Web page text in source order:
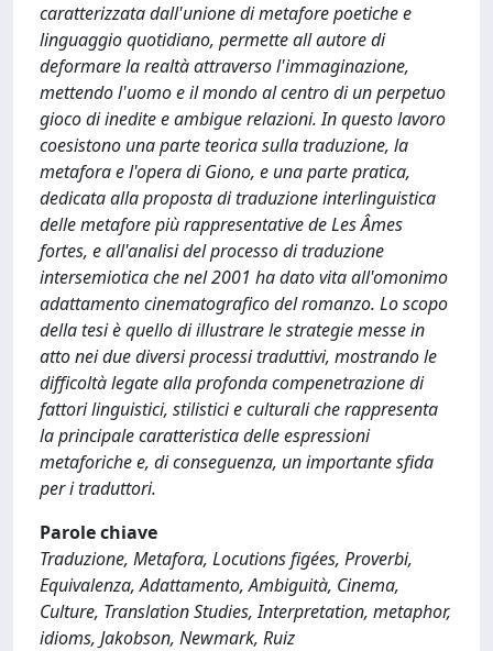
caratterizzata dall'unione di metafore poetiche e
linguaggio quotidiano, permette all autore di
deformare la realtà attraverso l'immaginazione,
mettendo l'uomo e il mondo al centro di un perpetuo
gioco di inedite e ambigue relazioni. In questo lavoro
coesistono una parte teorica sulla traduzione, la
metafora e l'opera di Giono, e una parte pratica,
dedicata alla proposta di traduzione interlinguistica
delle metafore più rappresentative de Les Âmes
fortes, e all'analisi del processo di traduzione
intersemiotica che nel 2001 ha dato vita all'omonimo
adattamento cinematografico del romanzo. Lo scopo
della tesi è quello di illustrare le strategie messe in
atto nei due diversi processi traduttivi, mostrando le
difficoltà legate alla profonda compenetrazione di
fattori linguistici, stilistici e culturali che rappresenta
la principale caratteristica delle espressioni
metaforiche e, di conseguenza, un importante sfida
per i traduttori.
Parole chiave
Traduzione, Metafora, Locutions figées, Proverbi,
Equivalenza, Adattamento, Ambiguità, Cinema,
Culture, Translation Studies, Interpretation, metaphor,
idioms, Jakobson, Newmark, Ruiz